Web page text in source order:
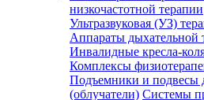
низкочастотной терапии
Ультразвуковая (УЗ)
Аппараты дыхательной
Инвалидные кресла-
Комплексы
Подъемники и подвесы
(облучатели) Системы